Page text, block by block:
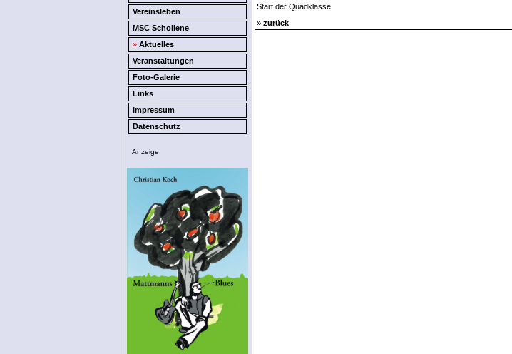
Vereinsleben
MSC Schollene
» Aktuelles
Veranstaltungen
Foto-Galerie
Links
Impressum
Datenschutz
Anzeige
Start der Quadklasse
» zurück